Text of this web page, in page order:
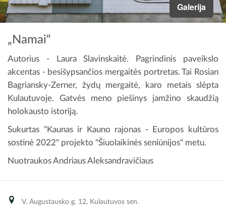
Galerija
„Namai“
Autorius - Laura Slavinskaitė. Pagrindinis paveikslo
akcentas - besišypsančios mergaitės portretas. Tai Rosian
Bagriansky-Zerner, žydų mergaitė, karo metais slėpta
Kulautuvoje. Gatvės meno piešinys įamžino skaudžią
holokausto istoriją.
Sukurtas "Kaunas ir Kauno rajonas - Europos kultūros
sostinė 2022" projekto "Šiuolaikinės seniūnijos" metu.
Nuotraukos Andriaus Aleksandravičiaus
V. Augustausko g. 12, Kulautuvos sen.